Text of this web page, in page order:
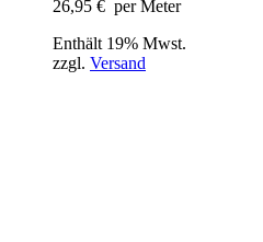
26,95 € per Meter
Enthält 19% Mwst.
zzgl. Versand